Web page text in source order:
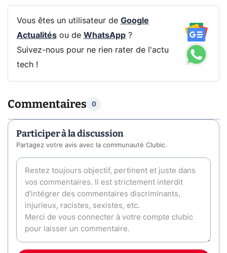
Vous êtes un utilisateur de Google
Actualitésou de WhatsApp?
Suivez-nous pour ne rien rater de l'actu
tech !
Commentaires 0
Participer à la discussion
Partagez votre avis avec la communauté Clubic.